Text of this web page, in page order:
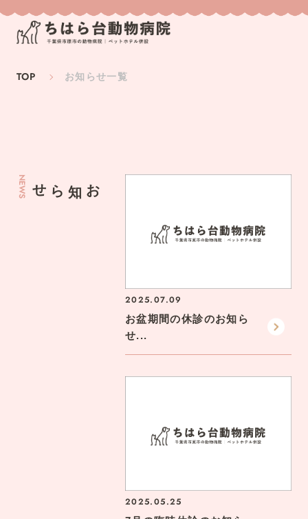
TOP お知らせ一覧
NEWS お知らせ
2025.07.09
お盆期間の休診のお知ら
せ...
2025.05.25